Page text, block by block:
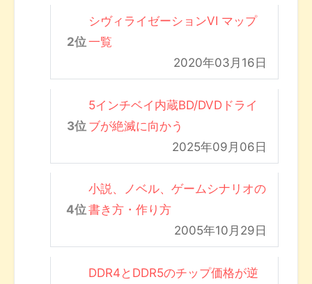
シヴィライゼーションVI マップ
一覧
2020年03月16日
5インチベイ内蔵BD/DVDドライ
ブが絶滅に向かう
2025年09月06日
小説、ノベル、ゲームシナリオの
書き方・作り方
2005年10月29日
DDR4とDDR5のチップ価格が逆